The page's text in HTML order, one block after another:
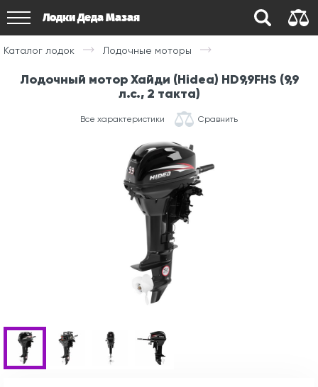
Лодки Деда Мазая
Каталог лодок Лодочные моторы
Лодочный мотор Хайди (Hidea) HD9,9FHS (9,9
л.с., 2 такта)
Все характеристики Сравнить